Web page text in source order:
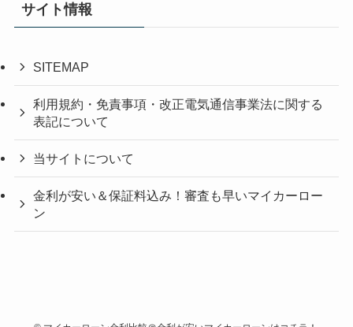
サイト情報
SITEMAP
利用規約・免責事項・改正電気通信事業法に関する
表記について
当サイトについて
金利が安い＆保証料込み！審査も早いマイカーロー
ン